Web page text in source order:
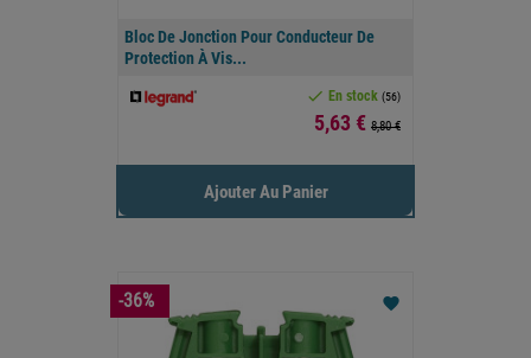
Bloc De Jonction Pour Conducteur De
Protection À Vis...
 En stock (56)
Prix
5,63 € 8,80 €
Ajouter Au Panier
favorite
-36%